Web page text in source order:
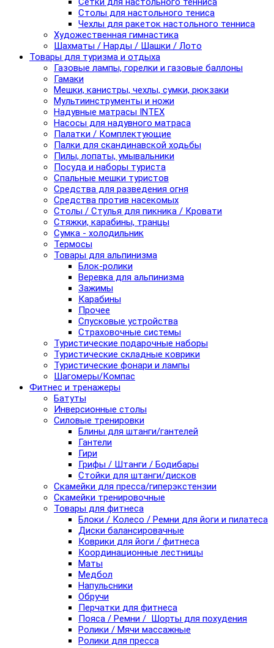
Столы для настольного тениса
Чехлы для ракеток настольного тенниса
Художественная гимнастика
Шахматы / Нарды / Шашки / Лото
Товары для туризма и отдыха
Газовые лампы, горелки и газовые баллоны
Гамаки
Мешки, канистры, чехлы, сумки, рюкзаки
Мультиинструменты и ножи
Надувные матрасы INTEX
Насосы для надувного матраса
Палатки / Комплектующие
Палки для скандинавской ходьбы
Пилы, лопаты, умывальники
Посуда и наборы туриста
Спальные мешки туристов
Средства для разведения огня
Средства против насекомых
Столы / Стулья для пикника / Кровати
Стяжки, карабины, транцы
Сумка - холодильник
Термосы
Товары для альпинизма
Блок-ролики
Веревка для альпинизма
Зажимы
Карабины
Прочее
Спусковые устройства
Страховочные системы
Туристические подарочные наборы
Туристические складные коврики
Туристические фонари и лампы
Шагомеры/Компас
Фитнес и тренажеры
Батуты
Инверсионные столы
Силовые тренировки
Блины для штанги/гантелей
Гантели
Гири
Грифы / Штанги / Бодибары
Стойки для штанги/дисков
Скамейки для пресса/гиперэкстензии
Скамейки тренировочные
Товары для фитнеса
Блоки / Колесо / Ремни для йоги и пилатеса
Диски балансировачные
Коврики для йоги / фитнеса
Координационные лестницы
Маты
Медбол
Напульсники
Обручи
Перчатки для фитнеса
Пояса / Ремни / Шорты для похудения
Ролики / Мячи массажные
Ролики для пресса